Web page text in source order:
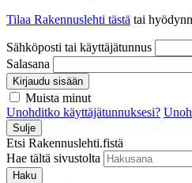
Tilaa Rakennuslehti tästä tai
Sähköposti tai käyttäjätunnus
Salasana
Kirjaudu sisään
Muista minut
Unohditko käyttäjätunnuksesi?
Sulje
Etsi Rakennuslehti.fistä
Hae tältä sivustolta
Haku